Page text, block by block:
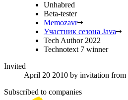
Unhabred
Beta-tester
Memozavr
Участник сезона Java
Tech Author 2022
Technotext 7 winner
Invited
April 20 2010 by invitation from
Subscribed to companies